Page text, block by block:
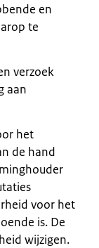
en
te
verzoek
aan
het
de hand
voor het
is. De
wijzigen.